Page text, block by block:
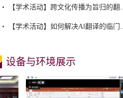
【学术活动】跨文化传播为旨归的翻...
【学术活动】如何解决Al翻译的临门...
设备与环境展示